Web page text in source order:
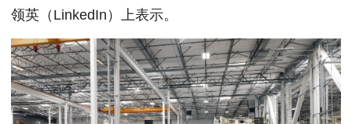
领英（LinkedIn）上表示。